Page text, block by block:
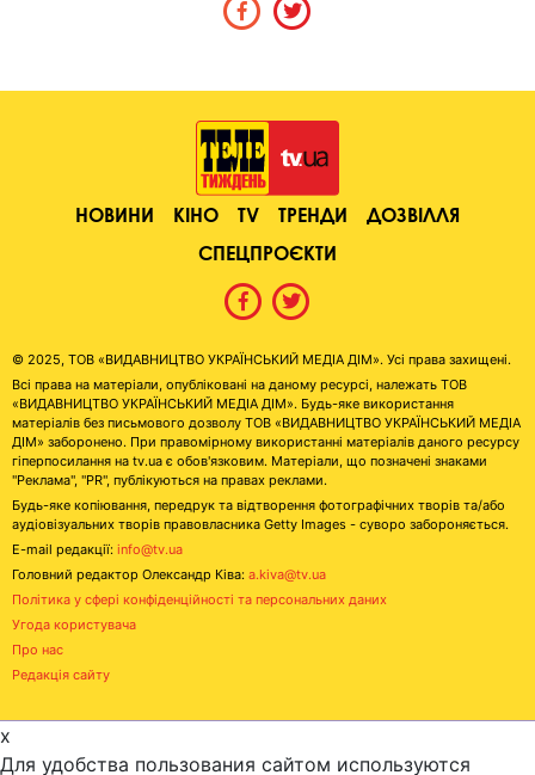
НОВИНИ КІНО TV ТРЕНДИ
ДОЗВІЛЛЯ
СПЕЦПРОЄКТИ
© 2025, ТОВ «ВИДАВНИЦТВО УКРАЇНСЬКИЙ МЕДІА ДІМ». Усі права захищені.
Всі права на матеріали, опубліковані на даному ресурсі, належать ТОВ
«ВИДАВНИЦТВО УКРАЇНСЬКИЙ МЕДІА ДІМ». Будь-яке використання
матеріалів без письмового дозволу ТОВ «ВИДАВНИЦТВО УКРАЇНСЬКИЙ МЕДІА
ДІМ» заборонено. При правомірному використанні матеріалів даного ресурсу
гіперпосилання на tv.ua є обов'язковим. Матеріали, що позначені знаками
"Реклама", "PR", публікуються на правах реклами.
Будь-яке копіювання, передрук та відтворення фотографічних творів та/або
аудіовізуальних творів правовласника Getty Images - суворо забороняється.
E-mail редакції: info@tv.ua
Головний редактор Олександр Ківа: a.kiva@tv.ua
Політика у сфері конфіденційності та персональних даних
Угода користувача
Про нас
Редакція сайту
x
Для удобства пользования сайтом используются